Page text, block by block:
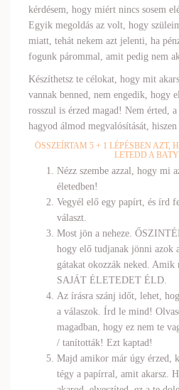
kérdésem, hogy miért nincs sosem
Egyik megoldás az volt, hogy
miatt, tehát nekem azt jelenti, ha
fogunk párommal, amit pedig nem
Készíthetsz te célokat, hogy mit
vannak benned, nem engedik, hogy
rosszul is érzed magad! Nem érted,
hagyod álmod megvalósítását,
ÖSSZEÍRTAM 5 + 1 LÉPÉSBEN AZT,
LETEDD A
Nézz szembe azzal, hogy mi
életedben!
Vegyél elő egy papírt, és írd
választ.
Most jön a neheze.
hogy elő tudjanak jönni azok
gátakat okozzák neked.
SAJÁT ÉLETEDET ÉLD.
Az írásra szánj időt, lehet,
a válaszok. Írd le mind!
magadban, hogy ez nem te
/ tanították! Ezt kaptad!
Majd amikor már úgy érzed,
tégy a papírral, amit akarsz.